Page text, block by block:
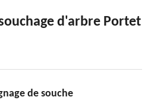
d'arbre Portet
de souche